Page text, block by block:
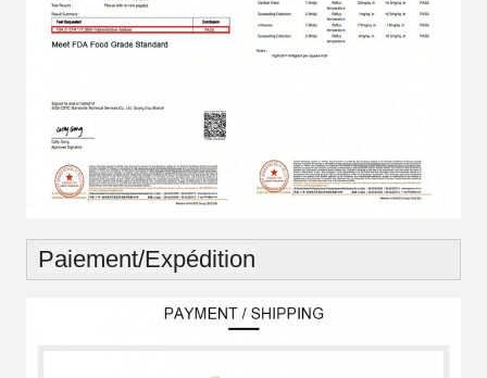
Paiement/Expédition